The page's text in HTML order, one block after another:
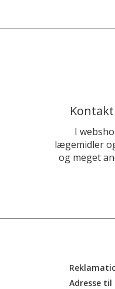
I
lægemidler
og meget
Adresse